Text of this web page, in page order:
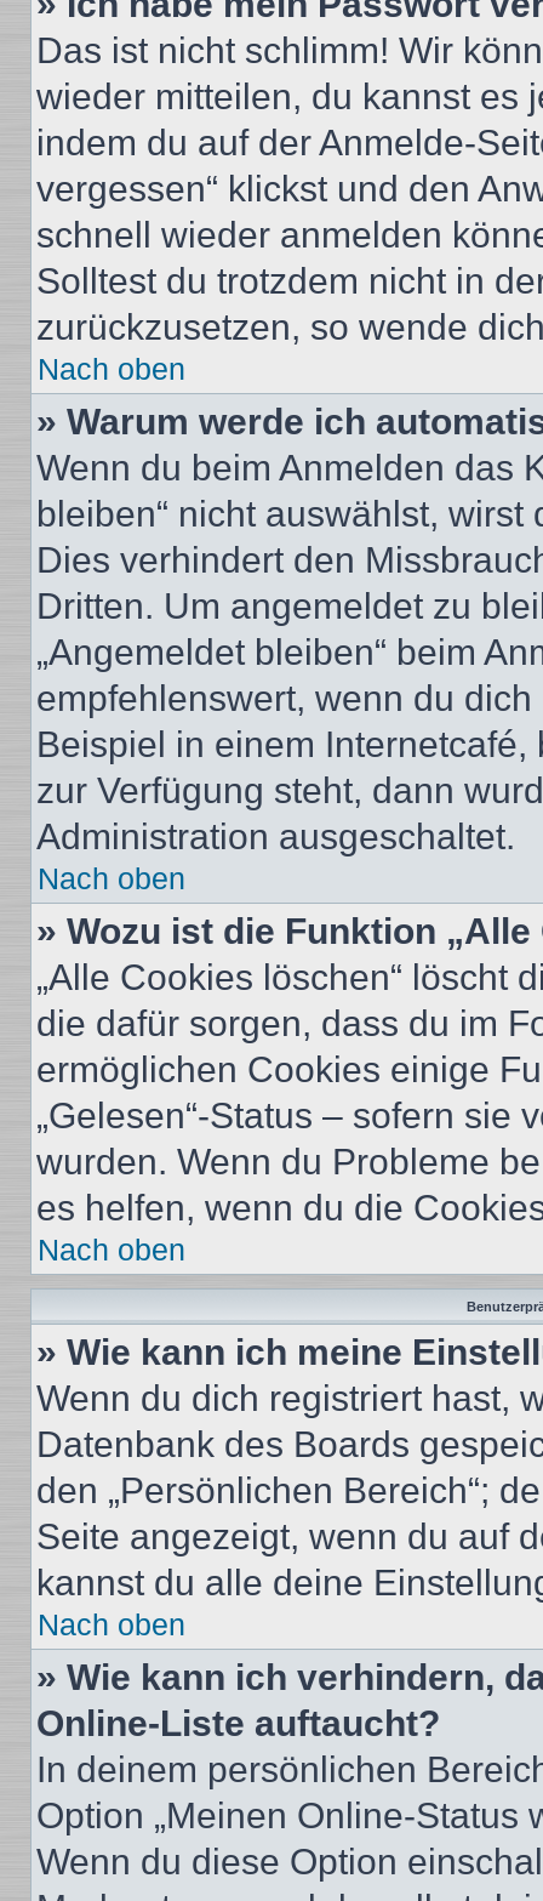
Das ist nicht schlimm! Wir
wieder mitteilen, du kannst es
indem du auf der Anmelde-
vergessen“ klickst und den
schnell wieder anmelden
Solltest du trotzdem nicht in
zurückzusetzen, so wende
Nach oben
» Warum werde ich
Wenn du beim Anmelden das
bleiben“ nicht auswählst,
Dies verhindert den
Dritten. Um angemeldet zu
„Angemeldet bleiben“ beim
empfehlenswert, wenn du
Beispiel in einem
zur Verfügung steht, dann
Administration ausgeschaltet.
Nach oben
» Wozu ist die Funktion
„Alle Cookies löschen“ löscht
die dafür sorgen, dass du im
ermöglichen Cookies einige
„Gelesen“-Status – sofern sie
wurden. Wenn du Probleme
es helfen, wenn du die
Nach oben
» Wie kann ich meine
Wenn du dich registriert hast,
Datenbank des Boards
den „Persönlichen Bereich“;
Seite angezeigt, wenn du auf
kannst du alle deine
Nach oben
» Wie kann ich verhindern,
Online-Liste auftaucht?
In deinem persönlichen
Option „Meinen Online-Status
Wenn du diese Option